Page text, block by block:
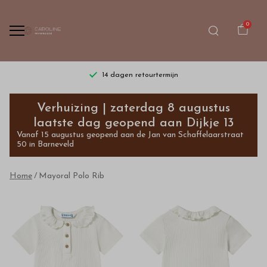
0
14 dagen retourtermijn
Mayoral
Polo
Rib
Bestel
kinderkleding
van
Verhuizing | zaterdag 8 augustus
laatste dag geopend aan Dijkje 13
Vanaf 15 augustus geopend aan de Jan van Schaffelaarstraat
50 in Barneveld
Home Mayoral Polo Rib